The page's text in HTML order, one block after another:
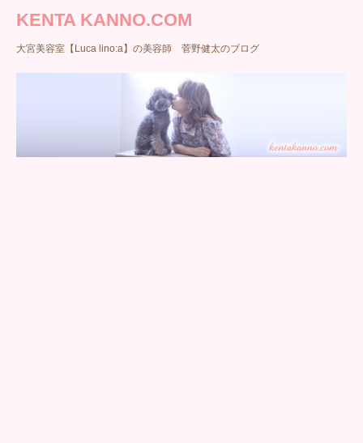
KENTA KANNO.COM
大宮美容室【Luca lino:a】の美容師 菅野健太のブログ